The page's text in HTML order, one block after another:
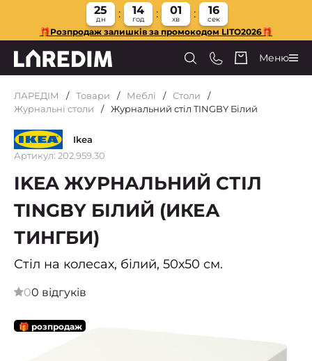
25
дн
14
год
01
хв
15
сек
🎁Розпродаж залишків за промокодом LITO2026🎁
Меню
ЛАРЕДІМ Товари Меблі
Столи
Журнальні столи
Журнальний стіл TINGBY Білий
Ikea
Артикул: 202.959.30
IKEA ЖУРНАЛЬНИЙ СТІЛ
TINGBY БІЛИЙ (ИКЕА
ТИНГБИ)
Стіл на колесах, білий, 50х50 см.
00 відгуків
🎁 розпродаж